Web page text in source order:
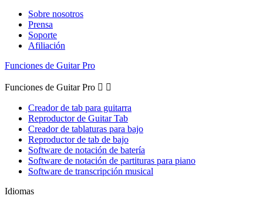
Sobre nosotros
Prensa
Soporte
Afiliación
Funciones de Guitar Pro
Funciones de Guitar Pro  
Creador de tab para guitarra
Reproductor de Guitar Tab
Creador de tablaturas para bajo
Reproductor de tab de bajo
Software de notación de batería
Software de notación de partituras para piano
Software de transcripción musical
Idiomas